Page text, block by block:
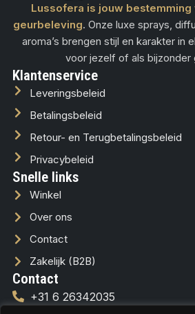
Lussofera is jouw
geurbeleving. Onze luxe sprays,
aroma’s brengen stijl en karakter in
voor jezelf of als bijzonder
Klantenservice
Leveringsbeleid
Betalingsbeleid
Retour- en Terugbetalingsbeleid
Privacybeleid
Snelle links
Winkel
Over ons
Contact
Zakelijk (B2B)
Contact
+31 6 26342035